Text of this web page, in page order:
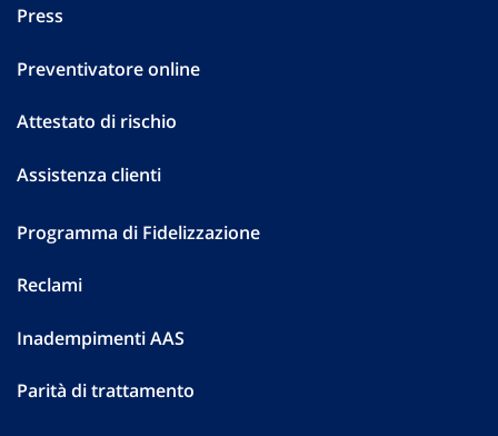
Press
Preventivatore online
Attestato di rischio
Assistenza clienti
Programma di Fidelizzazione
Reclami
Inadempimenti AAS
Parità di trattamento